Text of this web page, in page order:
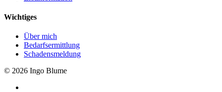
Wichtiges
Über mich
Bedarfsermittlung
Schadensmeldung
© 2026 Ingo Blume